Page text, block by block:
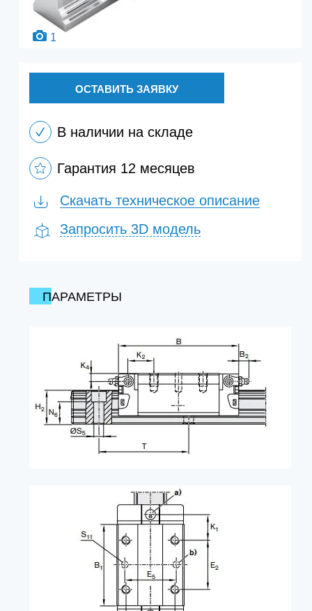
1
ОСТАВИТЬ ЗАЯВКУ
В наличии на складе
Гарантия 12 месяцев
Скачать техническое описание
Запросить 3D модель
ПАРАМЕТРЫ